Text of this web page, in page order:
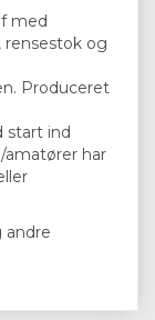
med
og
Produceret
start ind
amatører har
andre